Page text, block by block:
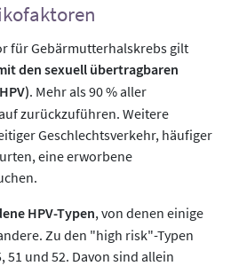
für Gebärmutterhalskrebs gilt
den sexuell übertragbaren
. Mehr als 90 % aller
zurückzuführen. Weitere
Geschlechtsverkehr, häufiger
eine erworbene
HPV-Typen, von denen einige
Zu den "high risk"-Typen
51 und 52. Davon sind allein